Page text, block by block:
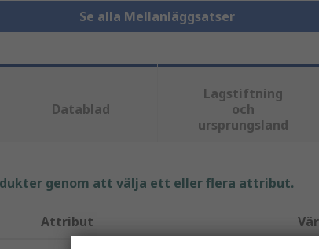
Se alla Mellanläggsatser
Datablad
Lagstiftning
och
ursprungsland
genom att välja ett eller flera attribut.
Attribut